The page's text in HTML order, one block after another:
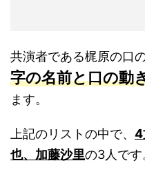
共演者である梶原の口
字の名前と口の動
ます。
上記のリストの中で、 4
也、加藤沙里の3人です